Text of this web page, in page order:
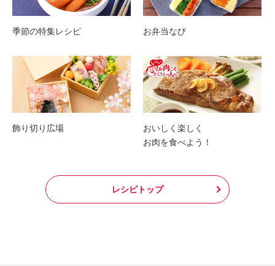
季節の特集レシピ お弁当なび
飾り切り広場
おいしく楽しく
お肉を食べよう！
レシピトップ